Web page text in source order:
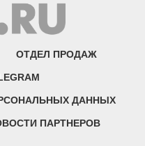
ОТДЕЛ ПРОДАЖ
ДАННЫХ
ПАРТНЕРОВ